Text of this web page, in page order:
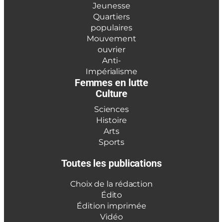
Jeunesse
Quartiers
populaires
Mouvement
ouvrier
Anti-
Impérialisme
Femmes en lutte
Culture
Sciences
Histoire
Arts
Sports
Toutes les publications
Choix de la rédaction
Édito
Édition imprimée
Vidéo